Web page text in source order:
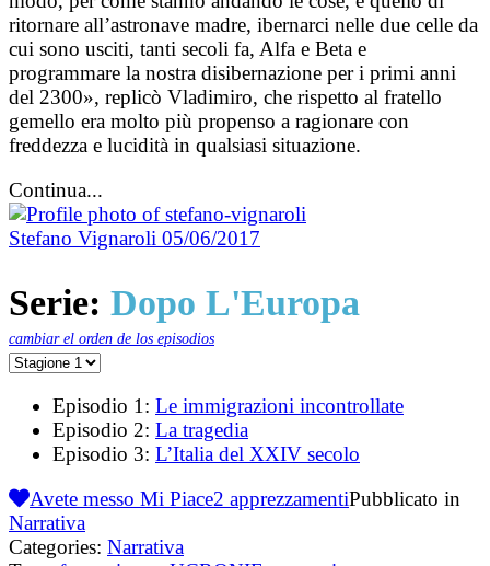
ritornare all’astronave madre, ibernarci nelle due celle da
cui sono usciti, tanti secoli fa, Alfa e Beta e
programmare la nostra disibernazione per i primi anni
del 2300», replicò Vladimiro, che rispetto al fratello
gemello era molto più propenso a ragionare con
freddezza e lucidità in qualsiasi situazione.
Continua...
Stefano Vignaroli 05/06/2017
Serie: Dopo L'Europa
cambiar el orden de los episodios
Episodio 1: Le immigrazioni incontrollate
Episodio 2: La tragedia
Episodio 3: L’Italia del XXIV secolo
Avete messo Mi Piace2 apprezzamentiPubblicato in
Narrativa
Categories: Narrativa